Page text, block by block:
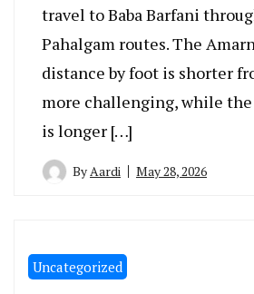
travel to Baba Barfani
Pahalgam routes. The
distance by foot is shorter
more challenging, while
is longer […]
By Aardi May 28, 2026
Uncategorized